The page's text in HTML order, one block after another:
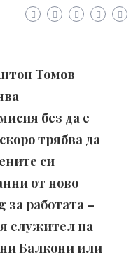
Томов
без да е
трябва да
си
от ново
за работата –
служител на
Балкони или